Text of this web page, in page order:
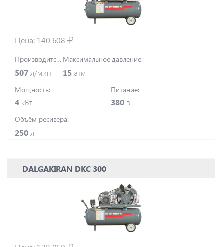
Цена: 140 608
Производительность:
507 л/мин
Максимальное давление:
15 атм
Мощность:
4 кВт
Питание:
380 в
Объём ресивера:
250 л
DALGAKIRAN DKC 300